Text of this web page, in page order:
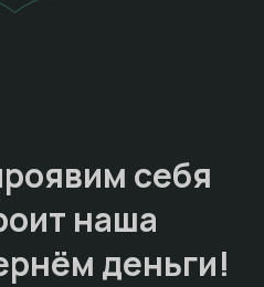
себя
наша
деньги!